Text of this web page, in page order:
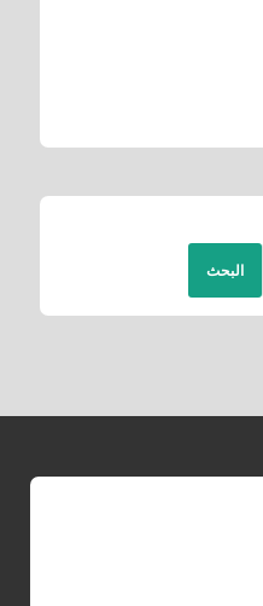
البحث